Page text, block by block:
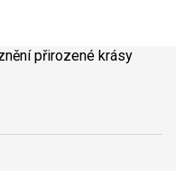
přirozené krásy